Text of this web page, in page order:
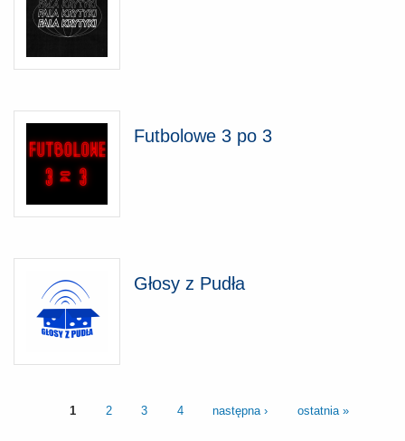
Futbolowe 3 po 3
Głosy z Pudła
1 2 3 4 następna › ostatnia »